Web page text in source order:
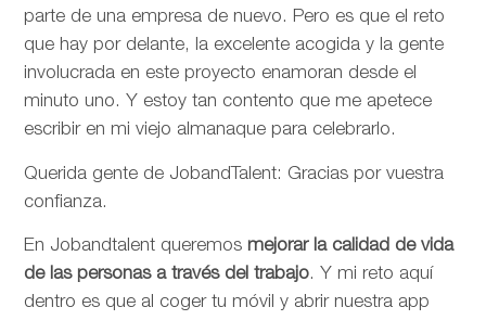
parte de una empresa de nuevo. Pero es que el reto
que hay por delante, la excelente acogida y la gente
involucrada en este proyecto enamoran desde el
minuto uno. Y estoy tan contento que me apetece
escribir en mi viejo almanaque para celebrarlo.
Querida gente de JobandTalent: Gracias por vuestra
confianza.
En Jobandtalent queremos mejorar la calidad de vida
de las personas a través del trabajo. Y mi reto aquí
dentro es que al coger tu móvil y abrir nuestra app